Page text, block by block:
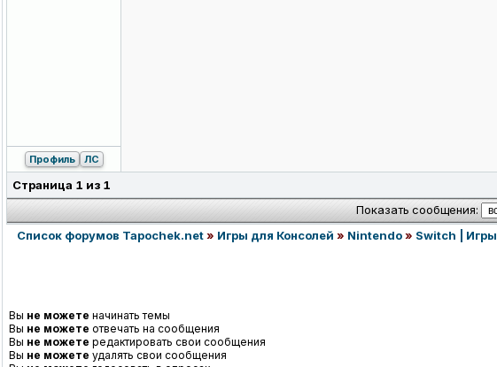
Профиль ЛС
Страница 1 из 1
Показать сообщения:
Список форумов Tapochek.net» Игры для Консолей » Nintendo» Switch | Игры
Вы не можете начинать темы
Вы не можете отвечать на сообщения
Вы не можете редактировать свои сообщения
Вы не можете удалять свои сообщения